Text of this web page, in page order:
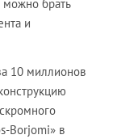
можно брать
и
10 миллионов
Borjomi» в